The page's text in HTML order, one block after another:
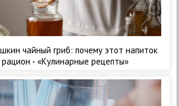
чайный гриб: почему этот напиток
- «Кулинарные рецепты»